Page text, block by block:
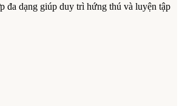
đa dạng giúp duy trì hứng thú và luyện tập